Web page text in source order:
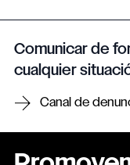
Comunicar de
cualquier
Canal de